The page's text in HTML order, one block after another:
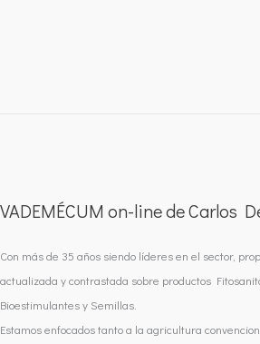
VADEMÉCUM on-line de Carlos
Con más de 35 años siendo líderes en el sector,
actualizada y contrastada sobre productos
Bioestimulantes y Semillas.
Estamos enfocados tanto a la agricultura